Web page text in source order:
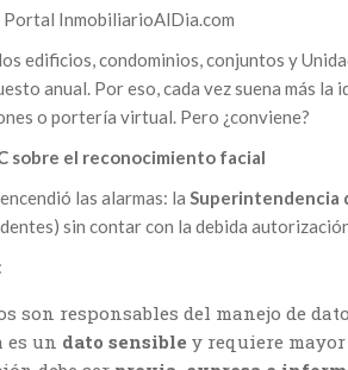
InmobiliarioAlDia.com
edificios, condominios, conjuntos y
anual. Por eso, cada vez suena más
o portería virtual. Pero ¿conviene?
sobre el reconocimiento facial
las alarmas: la Superintendencia
sin contar con la debida
son responsables del manejo de
es un dato sensible y requiere